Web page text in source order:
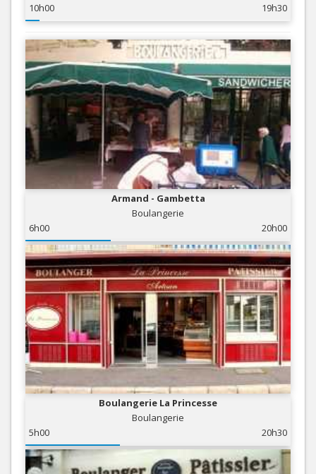
10h00
19h30
Armand - Gambetta
Boulangerie
6h00
20h00
Boulangerie La Princesse
Boulangerie
5h00
20h30